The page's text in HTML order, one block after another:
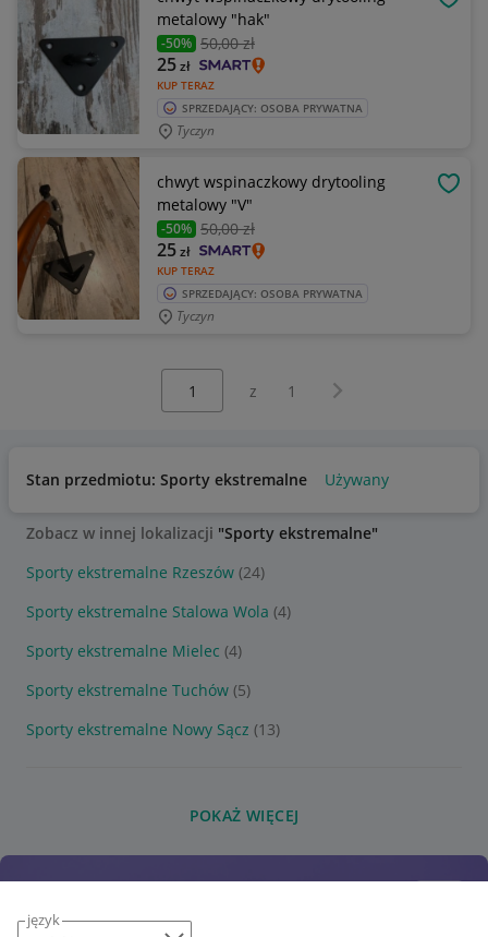
język
metalowy "hak"
-50% 50,00 zł
KUP TERAZ
25zł
SPRZEDAJĄCY: OSOBA PRYWATNA
Tyczyn
chwyt wspinaczkowy drytooling
metalowy "V"
-50% 50,00 zł
KUP TERAZ
25zł
SPRZEDAJĄCY: OSOBA PRYWATNA
Tyczyn
z 1 Następna strona
Stan przedmiotu: Sporty ekstremalne Używany
Zobacz w innej lokalizacji "Sporty ekstremalne"
Sporty ekstremalne Rzeszów (24)
Sporty ekstremalne Stalowa Wola (4)
Sporty ekstremalne Mielec (4)
Sporty ekstremalne Tuchów (5)
Sporty ekstremalne Nowy Sącz (13)
POKAŻ WIĘCEJ